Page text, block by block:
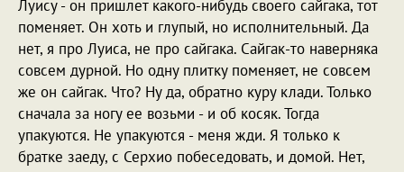
Луису - он пришлет какого-нибудь своего сайгака, тот
поменяет. Он хоть и глупый, но исполнительный. Да
нет, я про Луиса, не про сайгака. Сайгак-то наверняка
совсем дурной. Но одну плитку поменяет, не совсем
же он сайгак. Что? Ну да, обратно куру клади. Только
сначала за ногу ее возьми - и об косяк. Тогда
упакуются. Не упакуются - меня жди. Я только к
братке заеду, с Серхио побеседовать, и домой. Нет,